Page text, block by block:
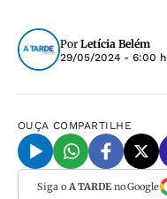
Por Letícia Belém
29/05/2024 - 6:00 h
OUÇA COMPARTILHE
Siga o A TARDEno Google